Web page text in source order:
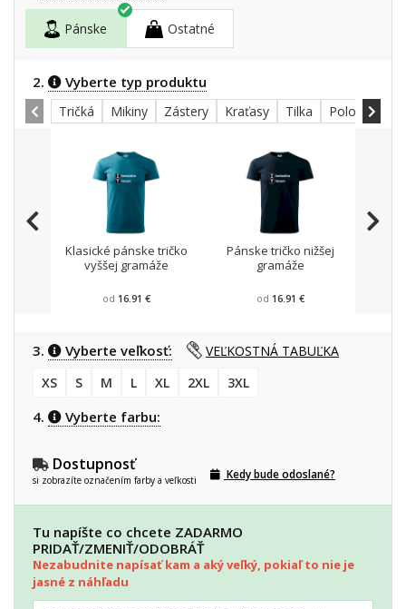
Pánske Ostatné
2. Vyberte typ produktu
Tričká Mikiny Zástery Kraťasy Tilka Polokošele
Klasické pánske tričko
vyššej gramáže
od 16.91 €
Pánske tričko nižšej
gramáže
od 16.91 €
3. Vyberte veľkosť:
VEĽKOSTNÁ TABUĽKA
XS
S M L XL 2XL 3XL
4. Vyberte farbu:
Dostupnosť
si zobrazíte označením farby a veľkosti Kedy bude odoslané?
Tu napíšte co chcete ZADARMO
PRIDAŤ/ZMENIŤ/ODOBRÁŤ
Nezabudnite napísať kam a aký veľký, pokiaľ to nie je
jasné z náhľadu